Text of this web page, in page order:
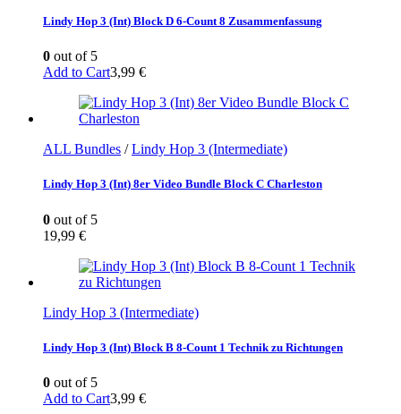
Lindy Hop 3 (Int) Block D 6-Count 8 Zusammenfassung
0 out of 5
Add to Cart3,99 €
ALL Bundles /Lindy Hop 3 (Intermediate)
Lindy Hop 3 (Int) 8er Video Bundle Block C Charleston
0 out of 5
19,99 €
Lindy Hop 3 (Intermediate)
Lindy Hop 3 (Int) Block B 8-Count 1 Technik zu Richtungen
0 out of 5
Add to Cart3,99 €